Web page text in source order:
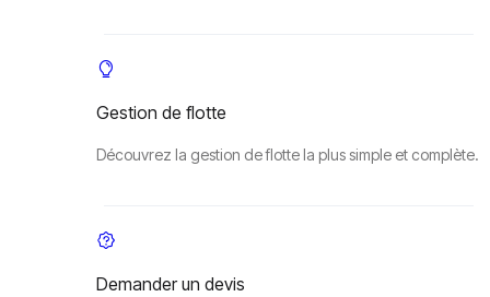
Gestion de flotte
Découvrez la gestion de flotte la plus simple et complète.
Demander un devis